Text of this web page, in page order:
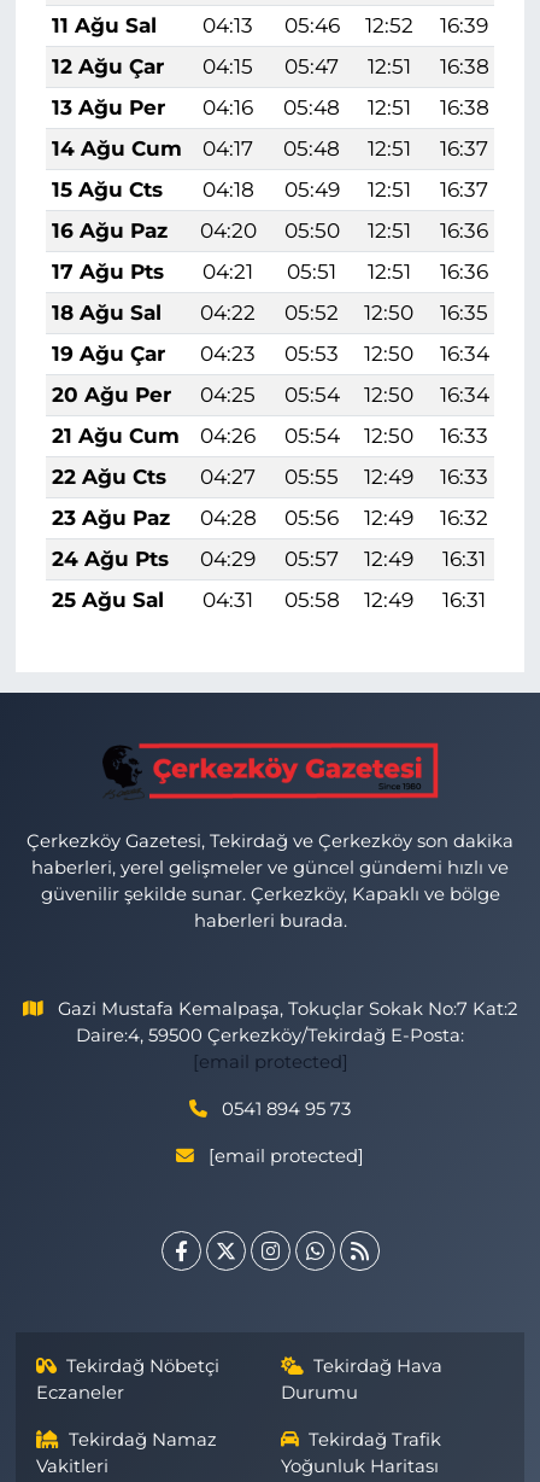
11 Ağu Sal
04:13 05:46 12:52 16:39
12 Ağu Çar
04:15 05:47 12:51 16:38
13 Ağu Per
04:16 05:48 12:51 16:38
14 Ağu Cum
04:17 05:48 12:51 16:37
15 Ağu Cts
04:18 05:49 12:51 16:37
16 Ağu Paz
04:20 05:50 12:51 16:36
17 Ağu Pts
04:21 05:51 12:51 16:36
18 Ağu Sal
04:22 05:52 12:50 16:35
19 Ağu Çar
04:23 05:53 12:50 16:34
20 Ağu Per
04:25 05:54 12:50 16:34
21 Ağu Cum
04:26 05:54 12:50 16:33
22 Ağu Cts
04:27 05:55 12:49 16:33
23 Ağu Paz
04:28 05:56 12:49 16:32
24 Ağu Pts
04:29 05:57 12:49 16:31
25 Ağu Sal
04:31 05:58 12:49 16:31
Çerkezköy Gazetesi, Tekirdağ ve Çerkezköy son dakika
haberleri, yerel gelişmeler ve güncel gündemi hızlı ve
güvenilir şekilde sunar. Çerkezköy, Kapaklı ve bölge
haberleri burada.
Gazi Mustafa Kemalpaşa, Tokuçlar Sokak No:7 Kat:2
Daire:4, 59500 Çerkezköy/Tekirdağ E-Posta:
[email protected]
0541 894 95 73
[email protected]
Tekirdağ Nöbetçi
Eczaneler
Tekirdağ Hava
Durumu
Tekirdağ Namaz
Vakitleri
Tekirdağ Trafik
Yoğunluk Haritası